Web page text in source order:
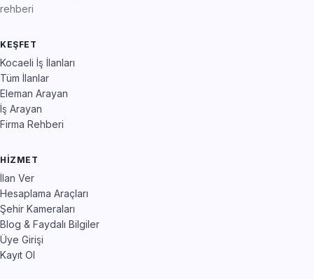
rehberi
KEŞFET
Kocaeli İş İlanları
Tüm İlanlar
Eleman Arayan
İş Arayan
Firma Rehberi
HIZMET
İlan Ver
Hesaplama Araçları
Şehir Kameraları
Blog & Faydalı Bilgiler
Üye Girişi
Kayıt Ol